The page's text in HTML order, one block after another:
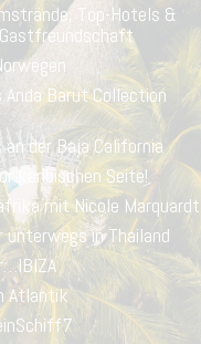
Top-Hotels &
Anda Barut Collection
der Baja California
karibischen Seite!
mit Nicole Marquardt
in Thailand
Atlantik